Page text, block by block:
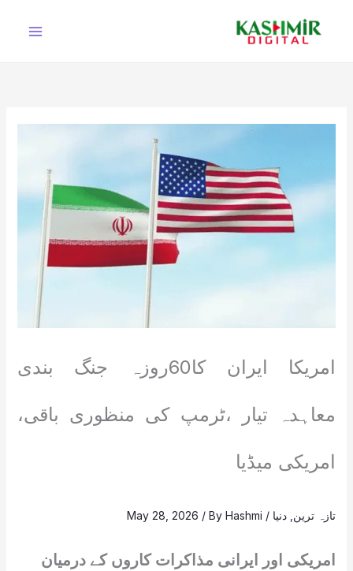
امریکا ایران کا60روزہ جنگ بندی
معاہدہ تیار ،ٹرمپ کی منظوری باقی،
امریکی میڈیا
تازہ ترین دنیا /
May 28, 2026 / ByHashmi
امریکی اور ایرانی مذاکرات کاروں کے درمیان